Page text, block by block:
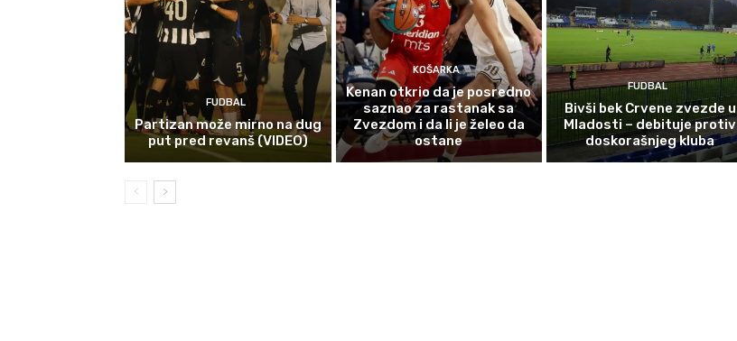
FUDBAL
Partizan može mirno na dug
put pred revanš (VIDEO)
KOŠARKA
Kenan otkrio da je posredno
saznao za rastanak sa
Zvezdom i da li je želeo da
ostane
FUDBAL
Bivši bek Crvene zvezde u
Mladosti – debituje protiv
doskorašnjeg kluba